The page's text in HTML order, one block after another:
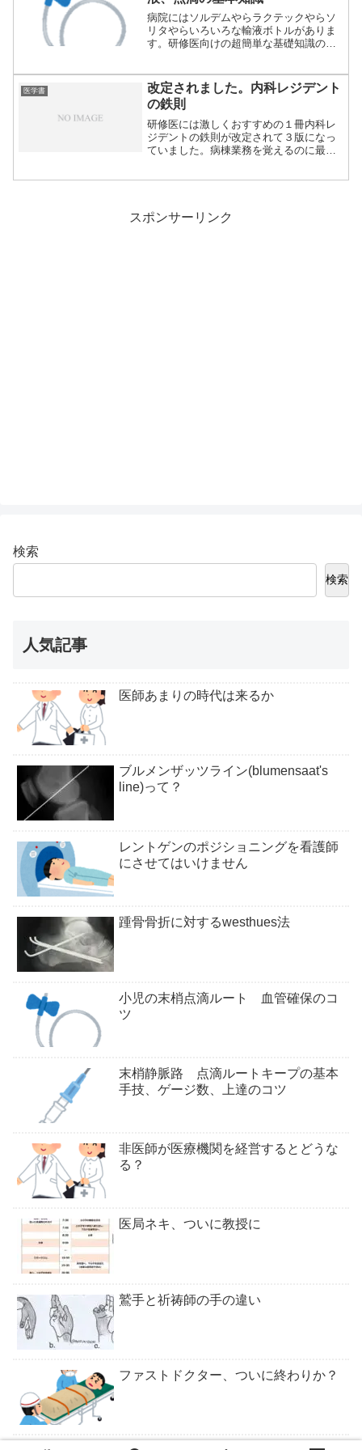
病院にはソルデムやらラクテックやらソ
リタやらいろいろな輸液ボトルがありま
す。研修医向けの超簡単な基礎知識のみ
医学書
改定されました。内科レジデント
の鉄則
研修医には激しくおすすめの１冊内科レ
ジデントの鉄則が改定されて３版になっ
ていました。病棟業務を覚えるのに最
スポンサーリンク
検索
検索
人気記事
医師あまりの時代は来るか
ブルメンザッツライン(blumensaat's
line)って？
レントゲンのポジショニングを看護師
にさせてはいけません
踵骨骨折に対するwesthues法
小児の末梢点滴ルート 血管確保のコ
ツ
末梢静脈路 点滴ルートキープの基本
手技、ゲージ数、上達のコツ
非医師が医療機関を経営するとどうな
る？
医局ネキ、ついに教授に
鷲手と祈祷師の手の違い
ファストドクター、ついに終わりか？